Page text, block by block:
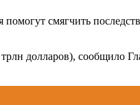
смягчить
долларов), сообщило